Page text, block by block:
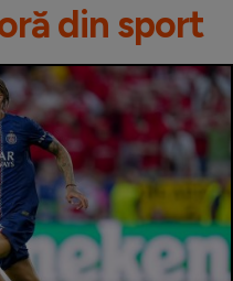
din sport